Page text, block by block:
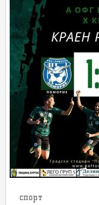
спорт